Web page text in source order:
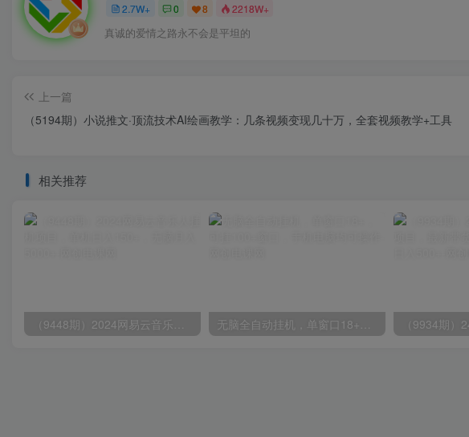
2.7W+ 0 8 2218W+
真诚的爱情之路永不会是平坦的
上一篇
（5194期）小说推文·顶流技术AI绘画教学：几条视频变现几十万，全套视频教学+工具
相关推荐
（9448期）2024网易云音乐人挂机项目，单机日入150+，无脑月入5000+ 无脑全自动挂机，单窗口18+，可挂100+窗口，手机电脑均可操作